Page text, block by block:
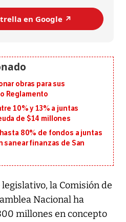
en Google ↗️
obras para sus
Reglamento
10% y 13% a juntas
de $14 millones
80% de fondos a juntas
sanear finanzas de San
la Comisión de
Nacional ha
millones en concepto